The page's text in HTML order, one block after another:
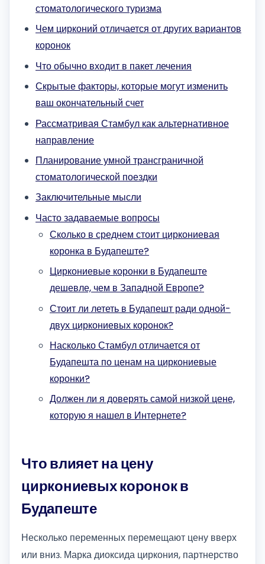
стоматологического туризма
Чем цирконий отличается от других вариантов
коронок
Что обычно входит в пакет лечения
Скрытые факторы, которые могут изменить
ваш окончательный счет
Рассматривая Стамбул как альтернативное
направление
Планирование умной трансграничной
стоматологической поездки
Заключительные мысли
Часто задаваемые вопросы
Сколько в среднем стоит циркониевая
коронка в Будапеште?
Циркониевые коронки в Будапеште
дешевле, чем в Западной Европе?
Стоит ли лететь в Будапешт ради одной-
двух циркониевых коронок?
Насколько Стамбул отличается от
Будапешта по ценам на циркониевые
коронки?
Должен ли я доверять самой низкой цене,
которую я нашел в Интернете?
Что влияет на цену
циркониевых коронок в
Будапеште
Несколько переменных перемещают цену вверх
или вниз. Марка диоксида циркония, партнерство